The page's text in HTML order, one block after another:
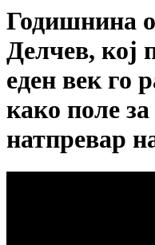
Годишнина
Делчев, кој
еден век го
како поле
натпревар